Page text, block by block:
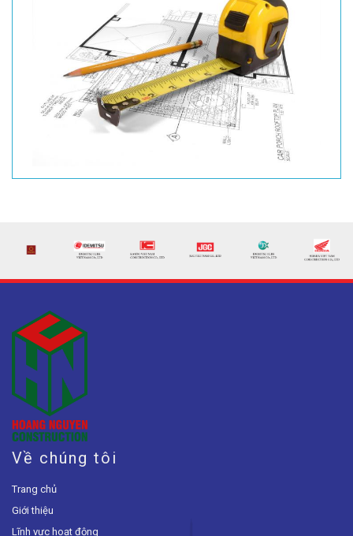
Về chúng tôi
Trang chủ
Giới thiệu
Lĩnh vực hoạt động